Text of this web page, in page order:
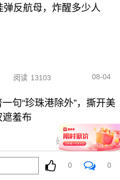
弹反航母，炸醒多少人
阅读 13103 08-04
句“珍珠港除外”，撕开美
遮羞布
阅读 12057
？以色列这波操作，连特
0 0